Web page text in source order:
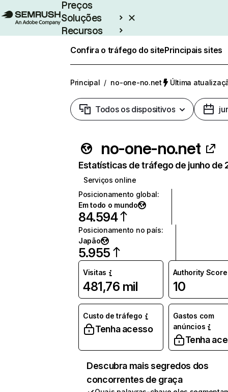
Preços
Soluções
Recursos
Confira o tráfego do sitePrincipais sites
Principal / no-one-no.net Última
Todos os dispositivos
no-one-no.net
Estatísticas de tráfego de junho de
Serviços online
Posicionamento global:
Em todo o mundo
84.594
Posicionamento no país:
Japão
5.955
Visitas
481,76 mil
Authority Score
10
Custo de tráfego
Tenha acesso
Gastos com
anúncios
Tenha
Descubra mais segredos dos
concorrentes de graça